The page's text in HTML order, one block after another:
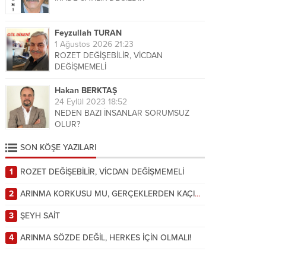
Feyzullah TURAN
1 Ağustos 2026 21:23
ROZET DEĞİŞEBİLİR, VİCDAN
DEĞİŞMEMELİ
Hakan BERKTAŞ
24 Eylül 2023 18:52
NEDEN BAZI İNSANLAR SORUMSUZ
OLUR?
Nezih VAROL
21 Temmuz 2026 14:21
YENİ PARTİ DÖRT EĞİLİMLİ ATATÜRKÇÜ
30 Temmuz 2026 21:31
GERÇEKLERDEN KAÇIŞ MI?
SON KÖŞE YAZILARI
1 ROZET DEĞİŞEBİLİR, VİCDAN DEĞİŞMEMELİ
2 ARINMA KORKUSU MU, GERÇEKLERDEN KAÇIŞ MI?
3 ŞEYH SAİT
4 ARINMA SÖZDE DEĞİL, HERKES İÇİN OLMALI!